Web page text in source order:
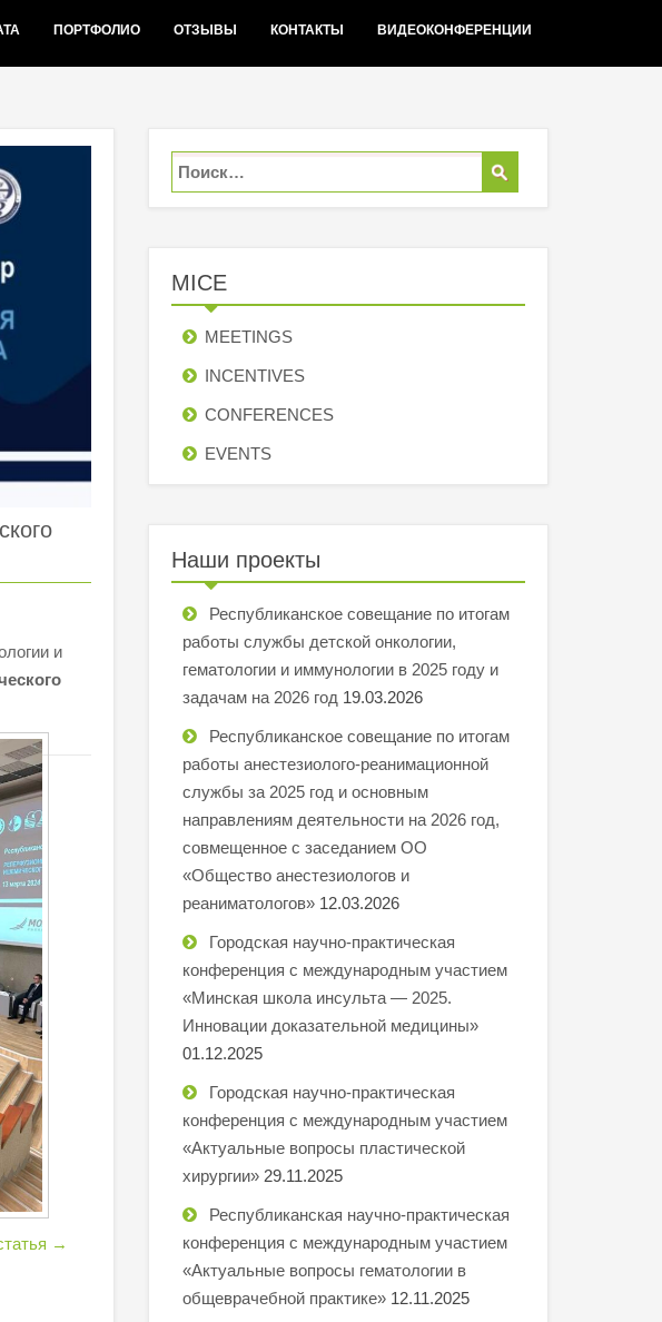
ПОРТФОЛИО ОТЗЫВЫ КОНТАКТЫ ВИДЕОКОНФЕРЕНЦИИ
и
→
MICE
MEETINGS
INCENTIVES
СONFERENCES
EVENTS
Наши проекты
Республиканское совещание по итогам
работы службы детской онкологии,
гематологии и иммунологии в 2025 году и
задачам на 2026 год 19.03.2026
Республиканское совещание по итогам
работы анестезиолого-реанимационной
службы за 2025 год и основным
направлениям деятельности на 2026 год,
совмещенное с заседанием ОО
«Общество анестезиологов и
реаниматологов» 12.03.2026
Городская научно-практическая
конференция с международным участием
«Минская школа инсульта — 2025.
Инновации доказательной медицины»
01.12.2025
Городская научно-практическая
конференция с международным участием
«Актуальные вопросы пластической
хирургии» 29.11.2025
Республиканская научно-практическая
конференция с международным участием
«Актуальные вопросы гематологии в
общеврачебной практике» 12.11.2025